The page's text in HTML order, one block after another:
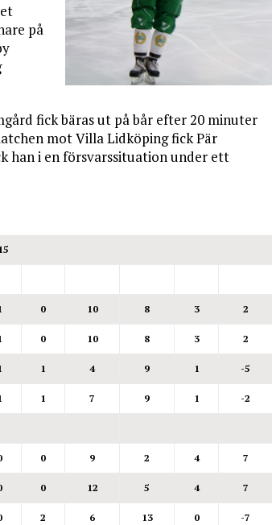
på
fick bäras ut på bår efter 20 minuter
mot Villa Lidköping fick Pär
han i en försvarssituation under ett
0 10 8 3 2
0 10 8 3 2
1 4 9 1 -5
1 7 9 1 -2
0 9 2 4 7
0 12 5 4 7
2 6 13 0 -7